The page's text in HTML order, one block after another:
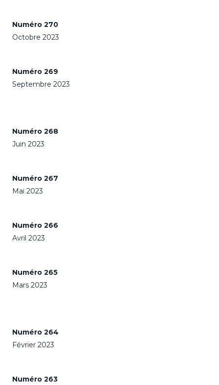
Numéro 270
Octobre 2023
Numéro 269
Septembre 2023
Numéro 268
Juin 2023
Numéro 267
Mai 2023
Numéro 266
Avril 2023
Numéro 265
Mars 2023
Numéro 264
Février 2023
Numéro 263